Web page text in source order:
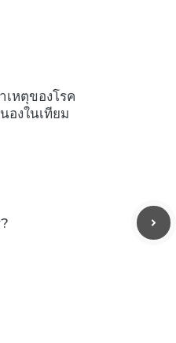
เหตุของโรค
องในเทียม